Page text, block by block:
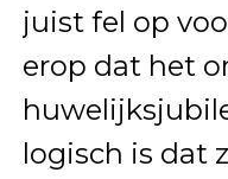
juist fel op
erop dat het
logisch is dat